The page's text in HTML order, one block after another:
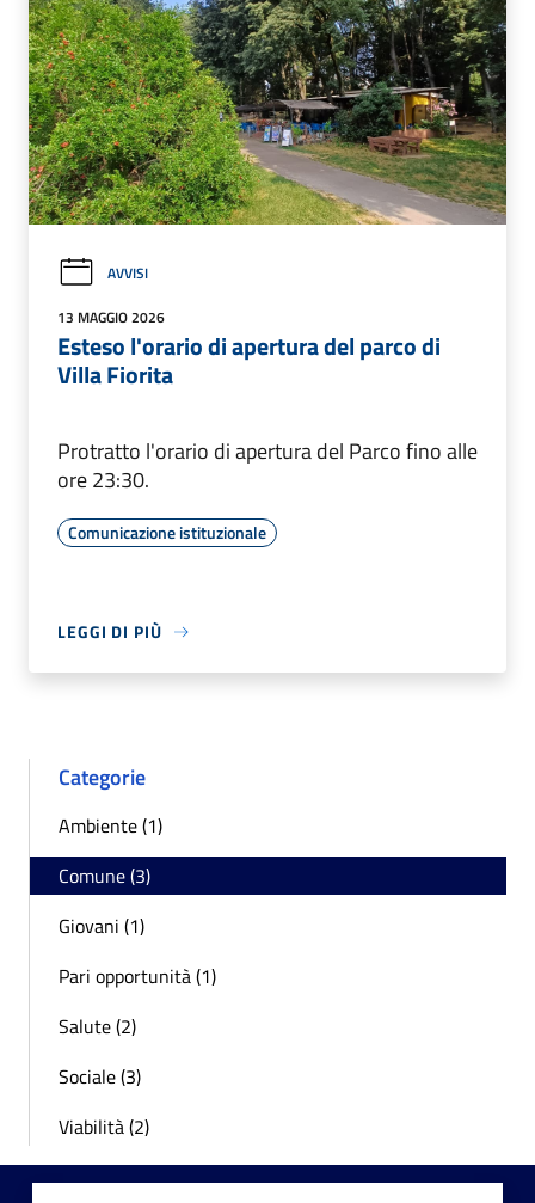
AVVISI
13 MAGGIO 2026
Esteso l'orario di apertura del parco di
Villa Fiorita
Protratto l'orario di apertura del Parco fino alle
ore 23:30.
Comunicazione istituzionale
LEGGI DI PIÙ
Categorie
Ambiente (1)
Comune (3)
Giovani (1)
Pari opportunità (1)
Salute (2)
Sociale (3)
Viabilità (2)